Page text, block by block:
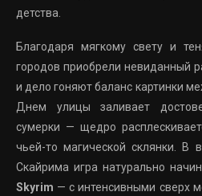
детства.
Благодаря мягкому свету и
городов приобрели невиданный
и дело гоняют баланс картинки
Днем улицы заливает
сумерки — щедро
чьей-то магической склянки. В
Скайрима игра натурально
Skyrim — с интенсивными сверх